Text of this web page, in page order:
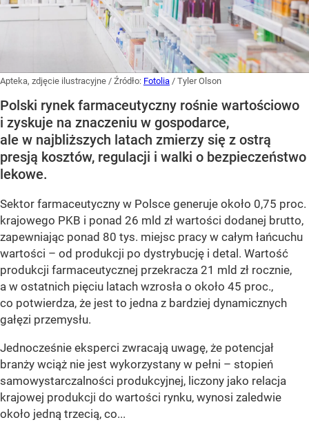
Apteka, zdjęcie ilustracyjne / Źródło: Fotolia / Tyler Olson
Polski rynek farmaceutyczny rośnie wartościowo
i zyskuje na znaczeniu w gospodarce,
ale w najbliższych latach zmierzy się z ostrą
presją kosztów, regulacji i walki o bezpieczeństwo
lekowe.
Sektor farmaceutyczny w Polsce generuje około 0,75 proc.
krajowego PKB i ponad 26 mld zł wartości dodanej brutto,
zapewniając ponad 80 tys. miejsc pracy w całym łańcuchu
wartości – od produkcji po dystrybucję i detal. Wartość
produkcji farmaceutycznej przekracza 21 mld zł rocznie,
a w ostatnich pięciu latach wzrosła o około 45 proc.,
co potwierdza, że jest to jedna z bardziej dynamicznych
gałęzi przemysłu.
Jednocześnie eksperci zwracają uwagę, że potencjał
branży wciąż nie jest wykorzystany w pełni – stopień
samowystarczalności produkcyjnej, liczony jako relacja
krajowej produkcji do wartości rynku, wynosi zaledwie
około jedną trzecią, co...